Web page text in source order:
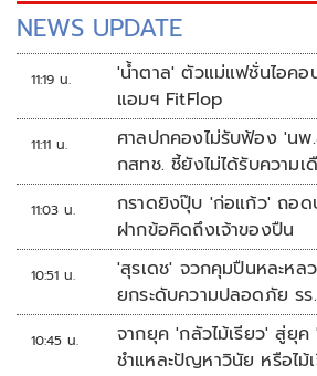
NEWS UPDATE
11:19 น.
'น้ำตาล' ตัวแม่แฟชั่นไอค
แอมฯ FitFlop
11:11 น.
ศาลปกคองไม่รับฟ้อง '
กสทช. ชี้ยังไม่ได้รับความเ
11:03 น.
กราดยิงปุ๊บ 'ก่อแก้ว' ถอด
ฝากข้อคิดถึงเจ้าของปืน
10:51 น.
'สุรเดช' จวกคุมปืนหละหล
ยกระดับความปลอดภัย รร.
10:45 น.
จากยุค 'กลัวไม้เรียว' สู่ยุค
ชำแหละปัญหาวินัย หรือไม้